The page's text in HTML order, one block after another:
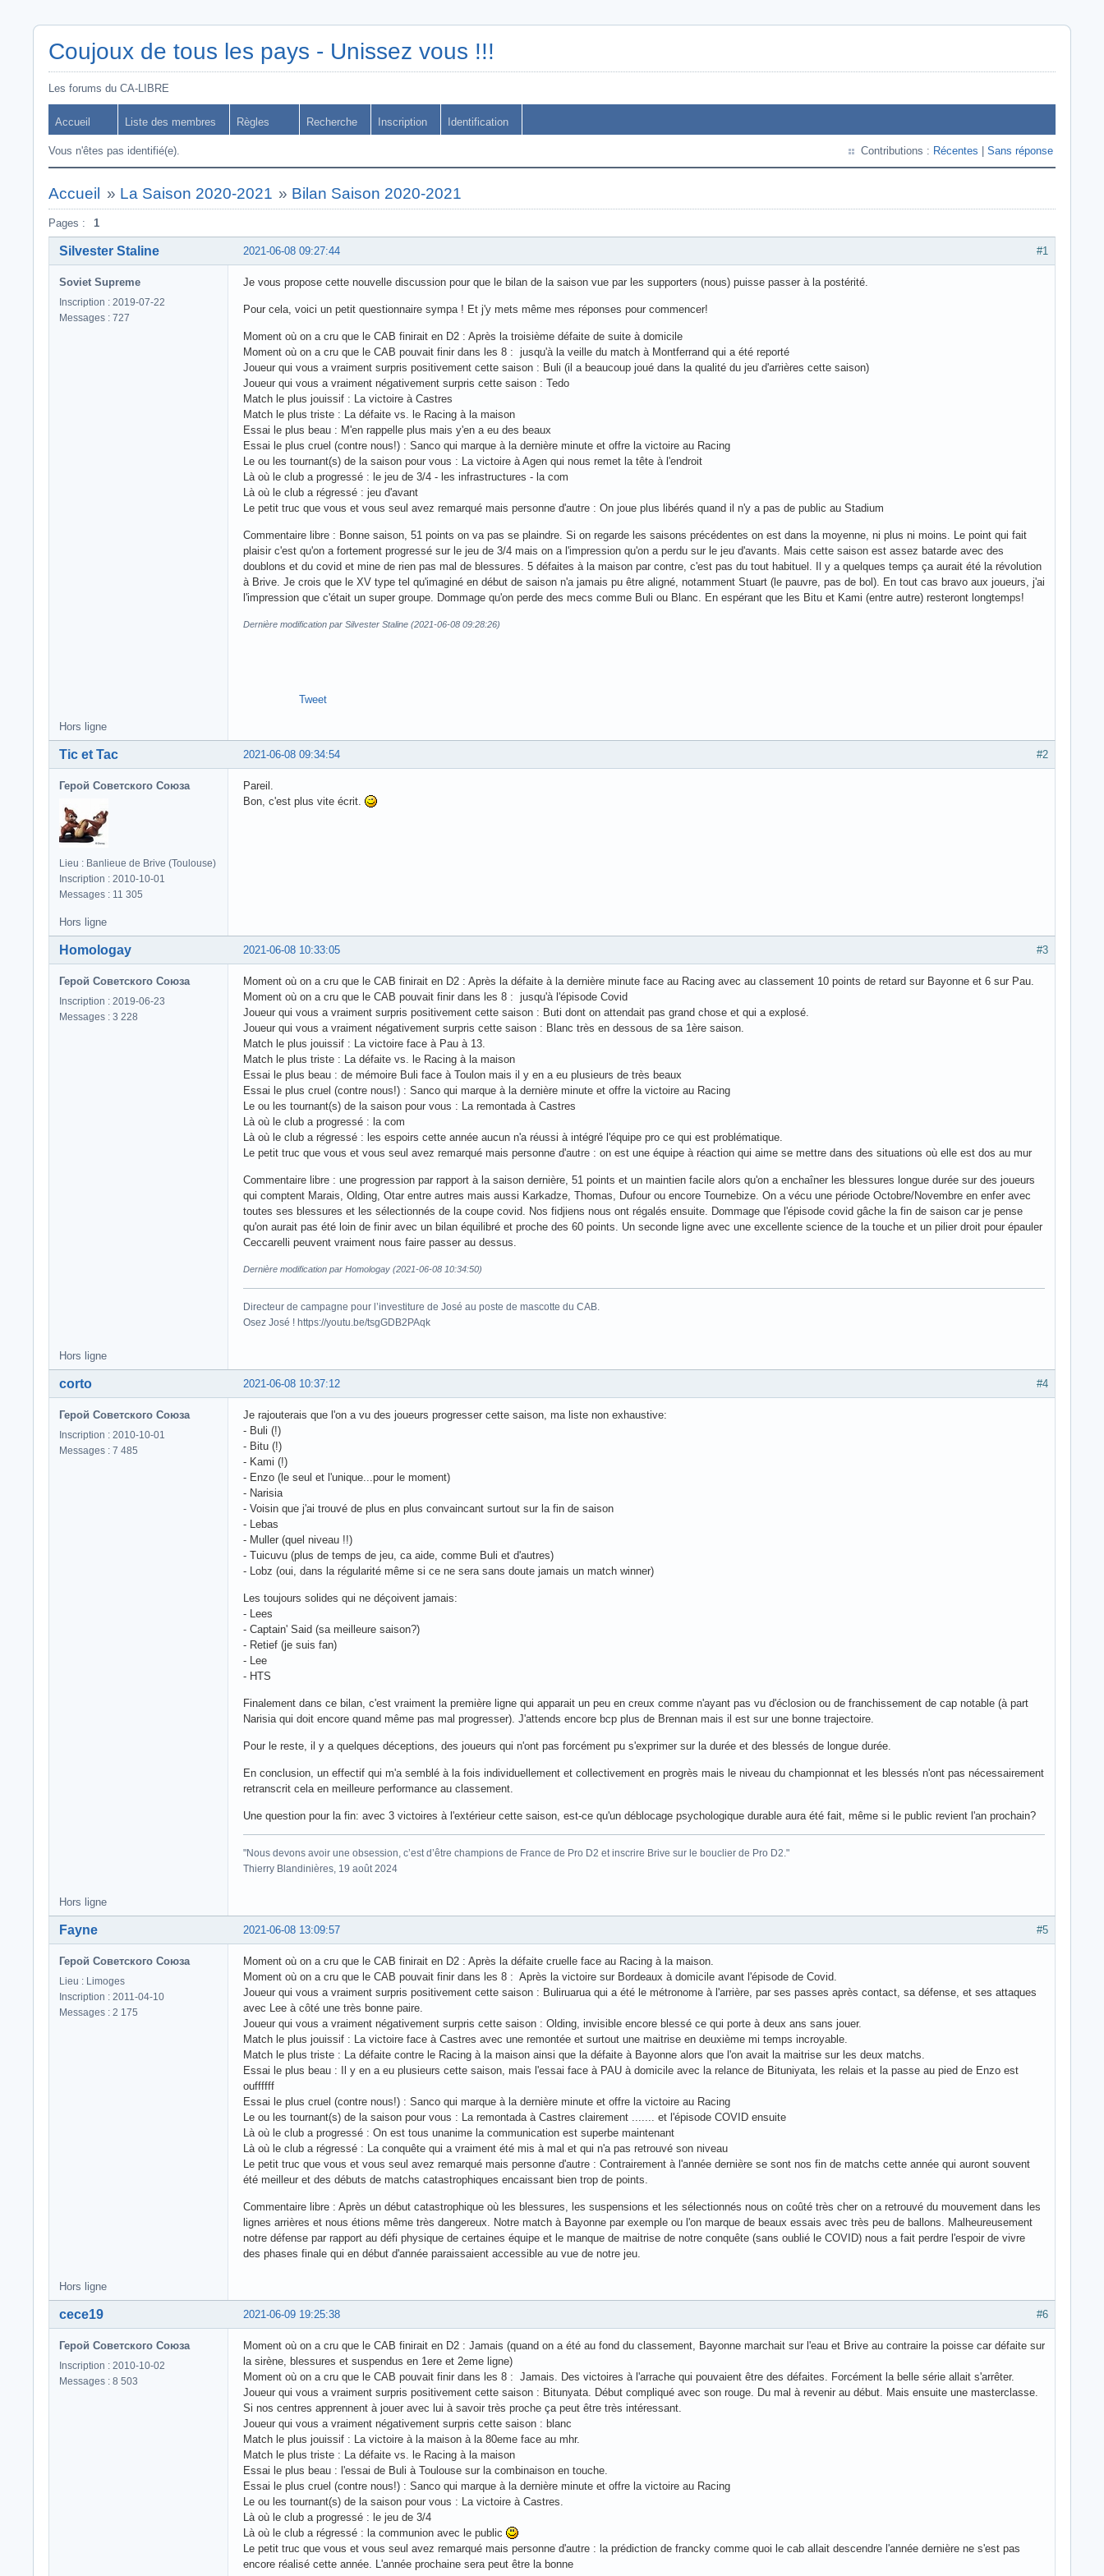
Coujoux de tous les pays - Unissez vous !!!
Les forums du CA-LIBRE
Accueil Liste des membres Règles Recherche Inscription Identification
Vous n'êtes pas identifié(e). Contributions : Récentes Sans réponse
Accueil » La Saison 2020-2021 » Bilan Saison 2020-2021
Pages : 1
#1
2021-06-08 09:27:44
Silvester Staline
Soviet Supreme
Inscription : 2019-07-22
Messages : 727
Je vous propose cette nouvelle discussion pour que le bilan de la saison vue par les supporters (nous) puisse passer à la postérité.
Pour cela, voici un petit questionnaire sympa ! Et j'y mets même mes réponses pour commencer!
Moment où on a cru que le CAB finirait en D2 : Après la troisième défaite de suite à domicile
Moment où on a cru que le CAB pouvait finir dans les 8 : jusqu'à la veille du match à Montferrand qui a été reporté
Joueur qui vous a vraiment surpris positivement cette saison : Buli (il a beaucoup joué dans la qualité du jeu d'arrières cette saison)
Joueur qui vous a vraiment négativement surpris cette saison : Tedo
Match le plus jouissif : La victoire à Castres
Match le plus triste : La défaite vs. le Racing à la maison
Essai le plus beau : M'en rappelle plus mais y'en a eu des beaux
Essai le plus cruel (contre nous!) : Sanco qui marque à la dernière minute et offre la victoire au Racing
Le ou les tournant(s) de la saison pour vous : La victoire à Agen qui nous remet la tête à l'endroit
Là où le club a progressé : le jeu de 3/4 - les infrastructures - la com
Là où le club a régressé : jeu d'avant
Le petit truc que vous et vous seul avez remarqué mais personne d'autre : On joue plus libérés quand il n'y a pas de public au Stadium
Commentaire libre : Bonne saison, 51 points on va pas se plaindre. Si on regarde les saisons précédentes on est dans la moyenne, ni plus ni moins. Le point qui fait
plaisir c'est qu'on a fortement progressé sur le jeu de 3/4 mais on a l'impression qu'on a perdu sur le jeu d'avants. Mais cette saison est assez batarde avec des
doublons et du covid et mine de rien pas mal de blessures. 5 défaites à la maison par contre, c'est pas du tout habituel. Il y a quelques temps ça aurait été la révolution
à Brive. Je crois que le XV type tel qu'imaginé en début de saison n'a jamais pu être aligné, notamment Stuart (le pauvre, pas de bol). En tout cas bravo aux joueurs, j'ai
l'impression que c'était un super groupe. Dommage qu'on perde des mecs comme Buli ou Blanc. En espérant que les Bitu et Kami (entre autre) resteront longtemps!
Dernière modification par Silvester Staline (2021-06-08 09:28:26)
Tweet
Hors ligne
#2
2021-06-08 09:34:54
Tic et Tac
Герой Советского Союза
Lieu : Banlieue de Brive (Toulouse)
Inscription : 2010-10-01
Messages : 11 305
Pareil.
Bon, c'est plus vite écrit.
Hors ligne
#3
2021-06-08 10:33:05
Homologay
Герой Советского Союза
Inscription : 2019-06-23
Messages : 3 228
Moment où on a cru que le CAB finirait en D2 : Après la défaite à la dernière minute face au Racing avec au classement 10 points de retard sur Bayonne et 6 sur Pau.
Moment où on a cru que le CAB pouvait finir dans les 8 : jusqu'à l'épisode Covid
Joueur qui vous a vraiment surpris positivement cette saison : Buti dont on attendait pas grand chose et qui a explosé.
Joueur qui vous a vraiment négativement surpris cette saison : Blanc très en dessous de sa 1ère saison.
Match le plus jouissif : La victoire face à Pau à 13.
Match le plus triste : La défaite vs. le Racing à la maison
Essai le plus beau : de mémoire Buli face à Toulon mais il y en a eu plusieurs de très beaux
Essai le plus cruel (contre nous!) : Sanco qui marque à la dernière minute et offre la victoire au Racing
Le ou les tournant(s) de la saison pour vous : La remontada à Castres
Là où le club a progressé : la com
Là où le club a régressé : les espoirs cette année aucun n'a réussi à intégré l'équipe pro ce qui est problématique.
Le petit truc que vous et vous seul avez remarqué mais personne d'autre : on est une équipe à réaction qui aime se mettre dans des situations où elle est dos au mur
Commentaire libre : une progression par rapport à la saison dernière, 51 points et un maintien facile alors qu'on a enchaîner les blessures longue durée sur des joueurs
qui comptent Marais, Olding, Otar entre autres mais aussi Karkadze, Thomas, Dufour ou encore Tournebize. On a vécu une période Octobre/Novembre en enfer avec
toutes ses blessures et les sélectionnés de la coupe covid. Nos fidjiens nous ont régalés ensuite. Dommage que l'épisode covid gâche la fin de saison car je pense
qu'on aurait pas été loin de finir avec un bilan équilibré et proche des 60 points. Un seconde ligne avec une excellente science de la touche et un pilier droit pour épauler
Ceccarelli peuvent vraiment nous faire passer au dessus.
Dernière modification par Homologay (2021-06-08 10:34:50)
Directeur de campagne pour l’investiture de José au poste de mascotte du CAB.
Osez José ! https://youtu.be/tsgGDB2PAqk
Hors ligne
#4
2021-06-08 10:37:12
corto
Герой Советского Союза
Inscription : 2010-10-01
Messages : 7 485
Je rajouterais que l'on a vu des joueurs progresser cette saison, ma liste non exhaustive:
- Buli (!)
- Bitu (!)
- Kami (!)
- Enzo (le seul et l'unique...pour le moment)
- Narisia
- Voisin que j'ai trouvé de plus en plus convaincant surtout sur la fin de saison
- Lebas
- Muller (quel niveau !!)
- Tuicuvu (plus de temps de jeu, ca aide, comme Buli et d'autres)
- Lobz (oui, dans la régularité même si ce ne sera sans doute jamais un match winner)
Les toujours solides qui ne déçoivent jamais:
- Lees
- Captain' Said (sa meilleure saison?)
- Retief (je suis fan)
- Lee
- HTS
Finalement dans ce bilan, c'est vraiment la première ligne qui apparait un peu en creux comme n'ayant pas vu d'éclosion ou de franchissement de cap notable (à part
Narisia qui doit encore quand même pas mal progresser). J'attends encore bcp plus de Brennan mais il est sur une bonne trajectoire.
Pour le reste, il y a quelques déceptions, des joueurs qui n'ont pas forcément pu s'exprimer sur la durée et des blessés de longue durée.
En conclusion, un effectif qui m'a semblé à la fois individuellement et collectivement en progrès mais le niveau du championnat et les blessés n'ont pas nécessairement
retranscrit cela en meilleure performance au classement.
Une question pour la fin: avec 3 victoires à l'extérieur cette saison, est-ce qu'un déblocage psychologique durable aura été fait, même si le public revient l'an prochain?
"Nous devons avoir une obsession, c’est d’être champions de France de Pro D2 et inscrire Brive sur le bouclier de Pro D2."
Thierry Blandinières, 19 août 2024
Hors ligne
#5
2021-06-08 13:09:57
Fayne
Герой Советского Союза
Lieu : Limoges
Inscription : 2011-04-10
Messages : 2 175
Moment où on a cru que le CAB finirait en D2 : Après la défaite cruelle face au Racing à la maison.
Moment où on a cru que le CAB pouvait finir dans les 8 : Après la victoire sur Bordeaux à domicile avant l'épisode de Covid.
Joueur qui vous a vraiment surpris positivement cette saison : Buliruarua qui a été le métronome à l'arrière, par ses passes après contact, sa défense, et ses attaques
avec Lee à côté une très bonne paire.
Joueur qui vous a vraiment négativement surpris cette saison : Olding, invisible encore blessé ce qui porte à deux ans sans jouer.
Match le plus jouissif : La victoire face à Castres avec une remontée et surtout une maitrise en deuxième mi temps incroyable.
Match le plus triste : La défaite contre le Racing à la maison ainsi que la défaite à Bayonne alors que l'on avait la maitrise sur les deux matchs.
Essai le plus beau : Il y en a eu plusieurs cette saison, mais l'essai face à PAU à domicile avec la relance de Bituniyata, les relais et la passe au pied de Enzo est
ouffffff
Essai le plus cruel (contre nous!) : Sanco qui marque à la dernière minute et offre la victoire au Racing
Le ou les tournant(s) de la saison pour vous : La remontada à Castres clairement ....... et l'épisode COVID ensuite
Là où le club a progressé : On est tous unanime la communication est superbe maintenant
Là où le club a régressé : La conquête qui a vraiment été mis à mal et qui n'a pas retrouvé son niveau
Le petit truc que vous et vous seul avez remarqué mais personne d'autre : Contrairement à l'année dernière se sont nos fin de matchs cette année qui auront souvent
été meilleur et des débuts de matchs catastrophiques encaissant bien trop de points.
Commentaire libre : Après un début catastrophique où les blessures, les suspensions et les sélectionnés nous on coûté très cher on a retrouvé du mouvement dans les
lignes arrières et nous étions même très dangereux. Notre match à Bayonne par exemple ou l'on marque de beaux essais avec très peu de ballons. Malheureusement
notre défense par rapport au défi physique de certaines équipe et le manque de maitrise de notre conquête (sans oublié le COVID) nous a fait perdre l'espoir de vivre
des phases finale qui en début d'année paraissaient accessible au vue de notre jeu.
Hors ligne
#6
2021-06-09 19:25:38
cece19
Герой Советского Союза
Inscription : 2010-10-02
Messages : 8 503
Moment où on a cru que le CAB finirait en D2 : Jamais (quand on a été au fond du classement, Bayonne marchait sur l'eau et Brive au contraire la poisse car défaite sur
la sirène, blessures et suspendus en 1ere et 2eme ligne)
Moment où on a cru que le CAB pouvait finir dans les 8 : Jamais. Des victoires à l'arrache qui pouvaient être des défaites. Forcément la belle série allait s'arrêter.
Joueur qui vous a vraiment surpris positivement cette saison : Bitunyata. Début compliqué avec son rouge. Du mal à revenir au début. Mais ensuite une masterclasse.
Si nos centres apprennent à jouer avec lui à savoir très proche ça peut être très intéressant.
Joueur qui vous a vraiment négativement surpris cette saison : blanc
Match le plus jouissif : La victoire à la maison à la 80eme face au mhr.
Match le plus triste : La défaite vs. le Racing à la maison
Essai le plus beau : l'essai de Buli à Toulouse sur la combinaison en touche.
Essai le plus cruel (contre nous!) : Sanco qui marque à la dernière minute et offre la victoire au Racing
Le ou les tournant(s) de la saison pour vous : La victoire à Castres.
Là où le club a progressé : le jeu de 3/4
Là où le club a régressé : la communion avec le public
Le petit truc que vous et vous seul avez remarqué mais personne d'autre : la prédiction de francky comme quoi le cab allait descendre l'année dernière ne s'est pas
encore réalisé cette année. L'année prochaine sera peut être la bonne